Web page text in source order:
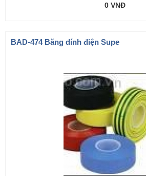
0 VNĐ
BAD-474 Băng dính điện Supe